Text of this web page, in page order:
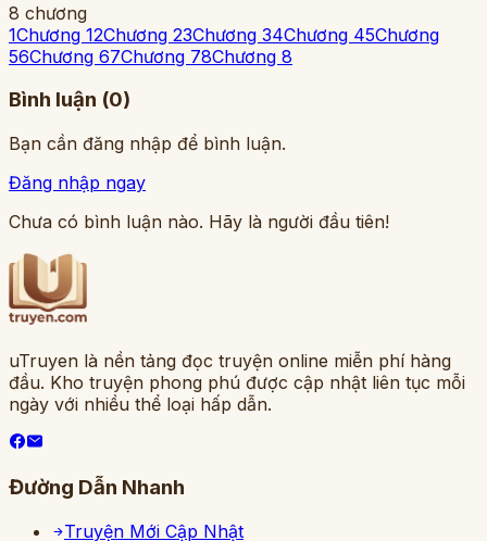
8 chương
1Chương 12Chương 23Chương 34Chương 45Chương
56Chương 67Chương 78Chương 8
Bình luận (0)
Bạn cần đăng nhập để bình luận.
Đăng nhập ngay
Chưa có bình luận nào. Hãy là người đầu tiên!
uTruyen là nền tảng đọc truyện online miễn phí hàng
đầu. Kho truyện phong phú được cập nhật liên tục mỗi
ngày với nhiều thể loại hấp dẫn.
Đường Dẫn Nhanh
Truyện Mới Cập Nhật